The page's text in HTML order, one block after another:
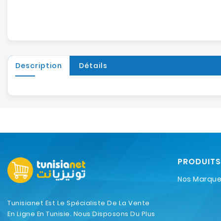
Description Détails
Tunisianet Est Le Spécialiste De La Vente
En Ligne En Tunisie. Nous Disposons Du Plus
PRODUITS
Nos